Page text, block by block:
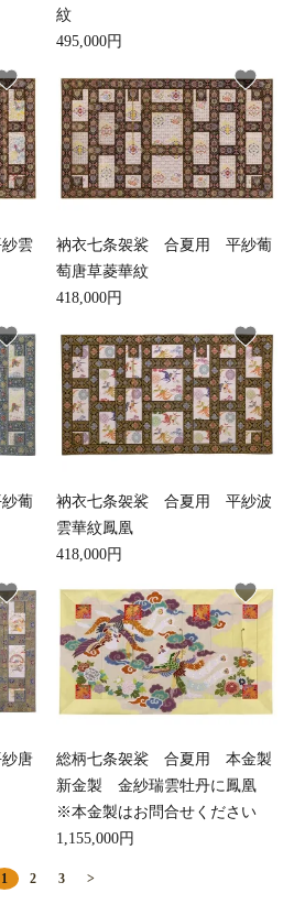
紋
495,000円
雲
衲衣七条袈裟 合夏用 平紗葡
萄唐草菱華紋
418,000円
favorite
葡
衲衣七条袈裟 合夏用 平紗波
雲華紋鳳凰
418,000円
favorite
唐
総柄七条袈裟 合夏用 本金製
新金製 金紗瑞雲牡丹に鳳凰
※本金製はお問合せください
1,155,000円
favorite
1 2 3 >